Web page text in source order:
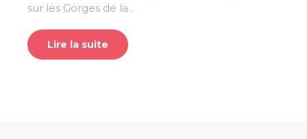
sur les Gorges de la...
Lire la suite